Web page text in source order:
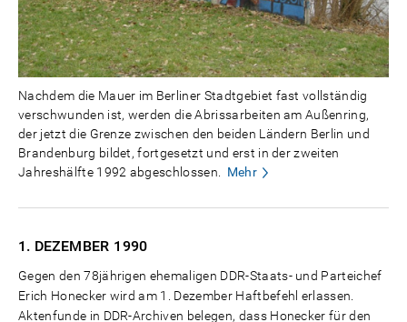
Nachdem die Mauer im Berliner Stadtgebiet fast vollständig
verschwunden ist, werden die Abrissarbeiten am Außenring,
der jetzt die Grenze zwischen den beiden Ländern Berlin und
Brandenburg bildet, fortgesetzt und erst in der zweiten
Jahreshälfte 1992 abgeschlossen.
Mehr
1. DEZEMBER 1990
Gegen den 78jährigen ehemaligen DDR-Staats- und Parteichef
Erich Honecker wird am 1. Dezember Haftbefehl erlassen.
Aktenfunde in DDR-Archiven belegen, dass Honecker für den